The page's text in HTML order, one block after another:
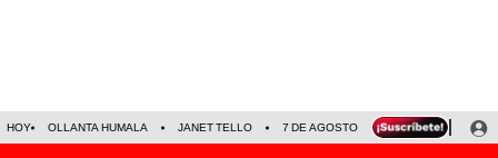
HOY OLLANTA HUMALA JANET TELLO 7 DE AGOSTO TINKA RESULTADOS